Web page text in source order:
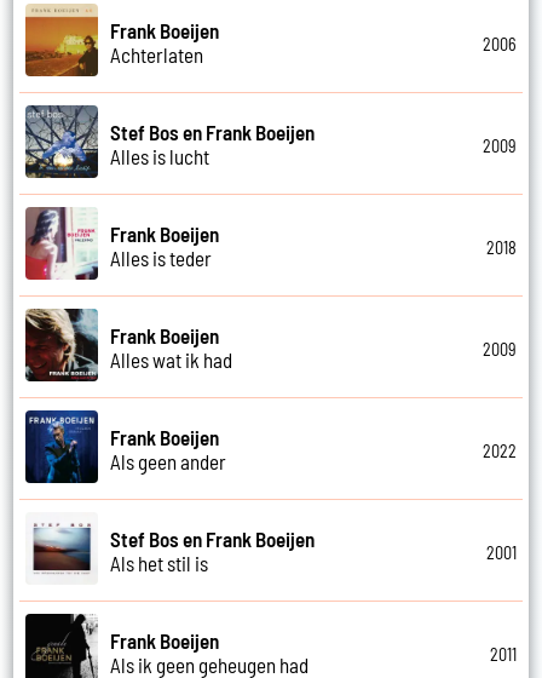
Frank Boeijen
Achterlaten
2006
Stef Bos en Frank Boeijen
Alles is lucht
2009
Frank Boeijen
Alles is teder
2018
Frank Boeijen
Alles wat ik had
2009
Frank Boeijen
Als geen ander
2022
Stef Bos en Frank Boeijen
Als het stil is
2001
Frank Boeijen
Als ik geen geheugen had
2011